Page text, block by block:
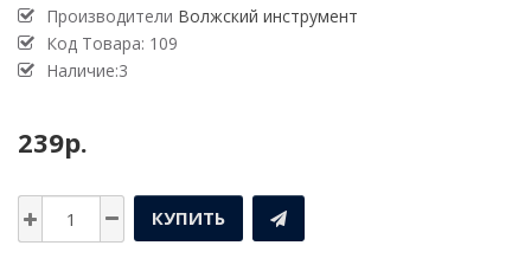
Производители Волжский инструмент
Код Товара: 109
Наличие:3
239р.
КУПИТЬ